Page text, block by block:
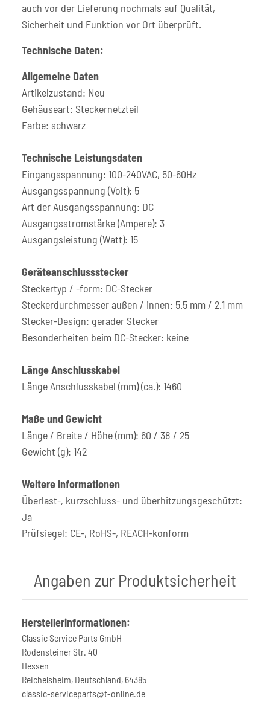
auch vor der Lieferung nochmals auf Qualität,
Sicherheit und Funktion vor Ort überprüft.
Technische Daten:
Allgemeine Daten
Artikelzustand: Neu
Gehäuseart: Steckernetzteil
Farbe: schwarz
Technische Leistungsdaten
Eingangsspannung: 100-240VAC, 50-60Hz
Ausgangsspannung (Volt): 5
Art der Ausgangsspannung: DC
Ausgangsstromstärke (Ampere): 3
Ausgangsleistung (Watt): 15
Geräteanschlussstecker
Steckertyp / -form: DC-Stecker
Steckerdurchmesser außen / innen: 5.5 mm / 2.1 mm
Stecker-Design: gerader Stecker
Besonderheiten beim DC-Stecker: keine
Länge Anschlusskabel
Länge Anschlusskabel (mm) (ca.): 1460
Maße und Gewicht
Länge / Breite / Höhe (mm): 60 / 38 / 25
Gewicht (g): 142
Weitere Informationen
Überlast-, kurzschluss- und überhitzungsgeschützt:
Ja
Prüfsiegel: CE-, RoHS-, REACH-konform
Angaben zur Produktsicherheit
Herstellerinformationen:
Classic Service Parts GmbH
Rodensteiner Str. 40
Hessen
Reichelsheim, Deutschland, 64385
classic-serviceparts@t-online.de